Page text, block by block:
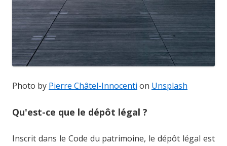
Photo by Pierre Châtel-Innocenti on Unsplash
Qu'est-ce que le dépôt légal ?
Inscrit dans le Code du patrimoine, le dépôt légal est